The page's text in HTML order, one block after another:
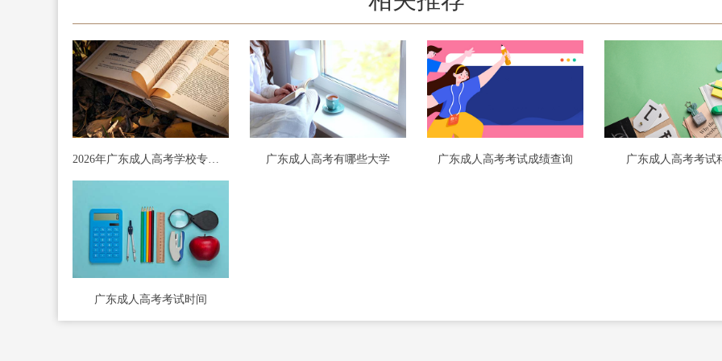
2026年广东成人高考学校专业目录查询 广东成人高考有哪些大学 广东成人高考考试成绩查询 广东成人高考考试
广东成人高考考试时间